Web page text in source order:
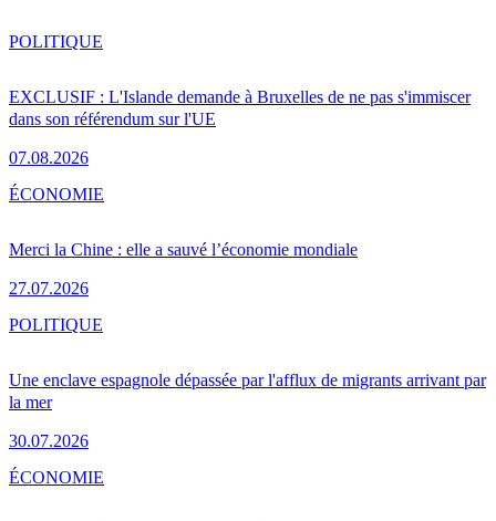
EXCLUSIF : L'Islande demande à Bruxelles de ne pas s'immiscer
dans son référendum sur l'UE
07.08.2026
POLITIQUE
Merci la Chine : elle a sauvé l’économie mondiale
27.07.2026
ÉCONOMIE
Une enclave espagnole dépassée par l'afflux de migrants arrivant par
la mer
30.07.2026
POLITIQUE
ÉCONOMIE